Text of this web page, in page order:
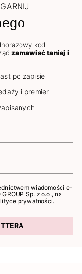
kod
zamawiać taniej i
po zapisie
i premier
wiadomości e-
Sp. z o.o., na
prywatności.